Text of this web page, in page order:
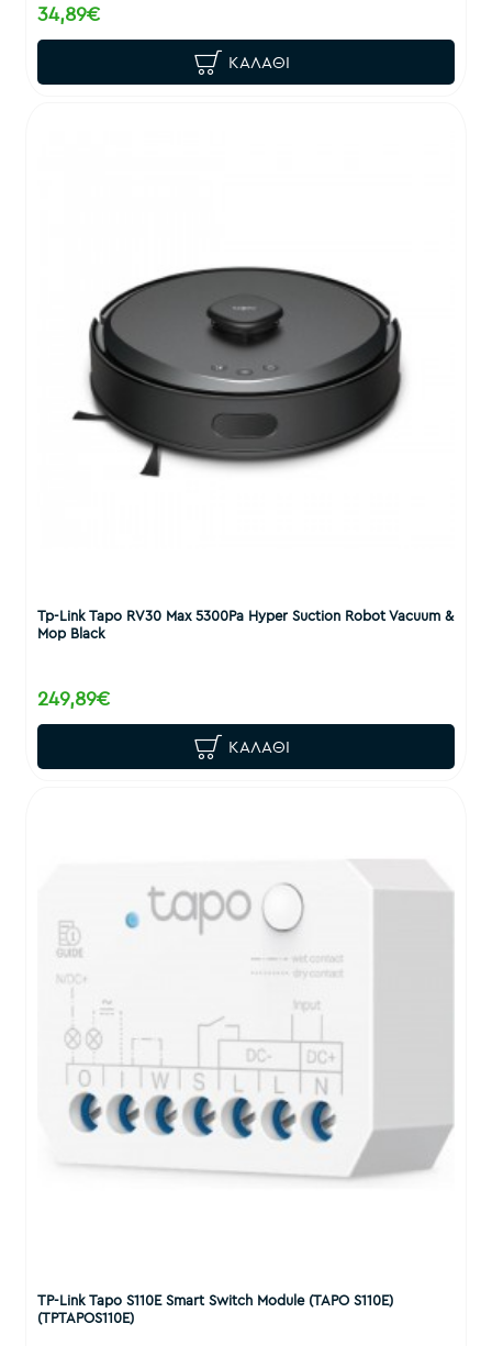
34,89€
ΚΑΛΆΘΙ
Tp-Link Tapo RV30 Max 5300Pa Hyper Suction Robot Vacuum &
Mop Black
249,89€
ΚΑΛΆΘΙ
TP-Link Tapo S110E Smart Switch Module (TAPO S110E)
(TPTAPOS110E)